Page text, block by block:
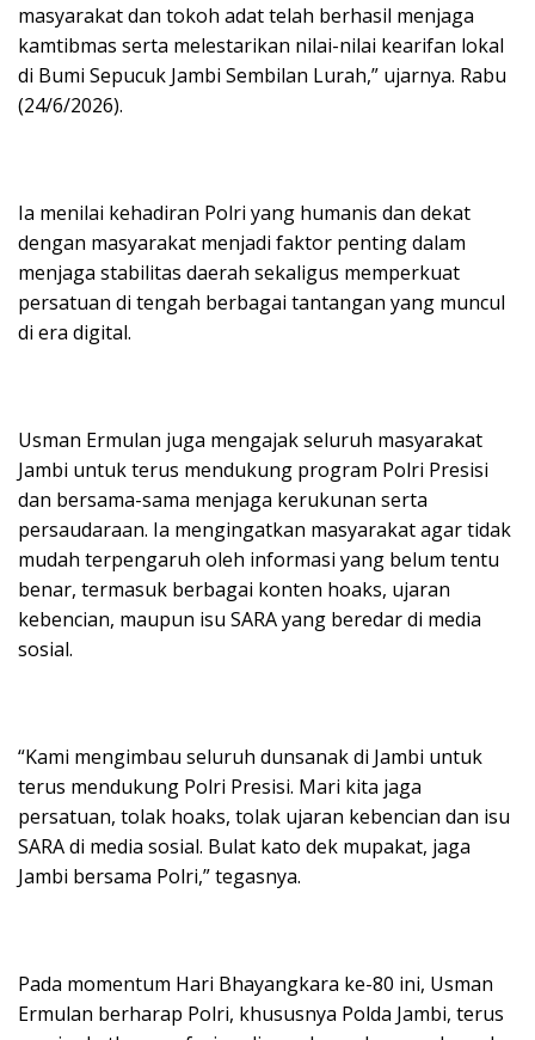
masyarakat dan tokoh adat telah berhasil menjaga
kamtibmas serta melestarikan nilai-nilai kearifan lokal
di Bumi Sepucuk Jambi Sembilan Lurah,” ujarnya. Rabu
(24/6/2026).
Ia menilai kehadiran Polri yang humanis dan dekat
dengan masyarakat menjadi faktor penting dalam
menjaga stabilitas daerah sekaligus memperkuat
persatuan di tengah berbagai tantangan yang muncul
di era digital.
Usman Ermulan juga mengajak seluruh masyarakat
Jambi untuk terus mendukung program Polri Presisi
dan bersama-sama menjaga kerukunan serta
persaudaraan. Ia mengingatkan masyarakat agar tidak
mudah terpengaruh oleh informasi yang belum tentu
benar, termasuk berbagai konten hoaks, ujaran
kebencian, maupun isu SARA yang beredar di media
sosial.
“Kami mengimbau seluruh dunsanak di Jambi untuk
terus mendukung Polri Presisi. Mari kita jaga
persatuan, tolak hoaks, tolak ujaran kebencian dan isu
SARA di media sosial. Bulat kato dek mupakat, jaga
Jambi bersama Polri,” tegasnya.
Pada momentum Hari Bhayangkara ke-80 ini, Usman
Ermulan berharap Polri, khususnya Polda Jambi, terus